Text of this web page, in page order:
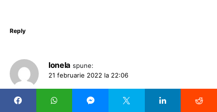
Reply
Ionela spune:
21 februarie 2022 la 22:06
M-am uitat la așa zisa listă cu salarii… Lucrez în învățământ